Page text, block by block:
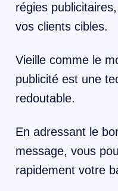
régies
vos clients cibles.
Vieille comme le
publicité est une
redoutable.
En adressant le
message, vous
rapidement votre